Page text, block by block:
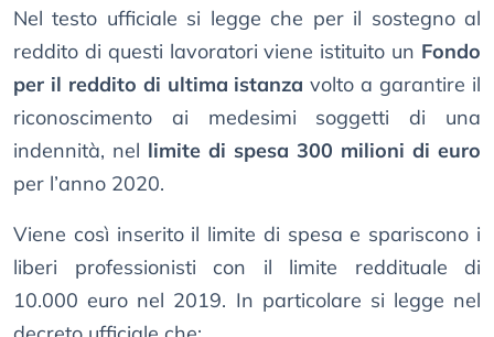
Nel testo ufficiale si legge che per il sostegno al
reddito di questi lavoratori viene istituito un Fondo
per il reddito di ultima istanza volto a garantire il
riconoscimento ai medesimi soggetti di una
indennità, nel limite di spesa 300 milioni di euro
per l’anno 2020.
Viene così inserito il limite di spesa e spariscono i
liberi professionisti con il limite reddituale di
10.000 euro nel 2019. In particolare si legge nel